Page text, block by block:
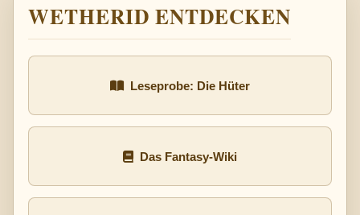
WETHERID ENTDECKEN
Leseprobe: Die Hüter
Das Fantasy-Wiki